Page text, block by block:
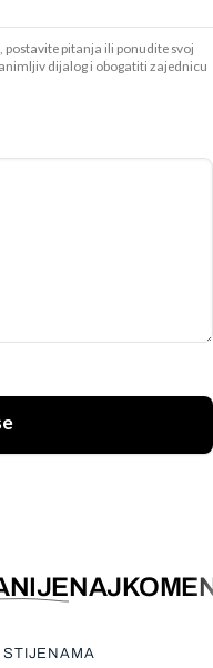
postavite pitanja ili ponudite svoj
dijalog i obogatiti zajednicu
STIJENAMA